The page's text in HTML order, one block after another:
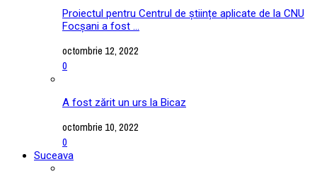
Proiectul pentru Centrul de științe aplicate de la CNU
Focșani a fost ...
octombrie 12, 2022
0
A fost zărit un urs la Bicaz
octombrie 10, 2022
0
Suceava